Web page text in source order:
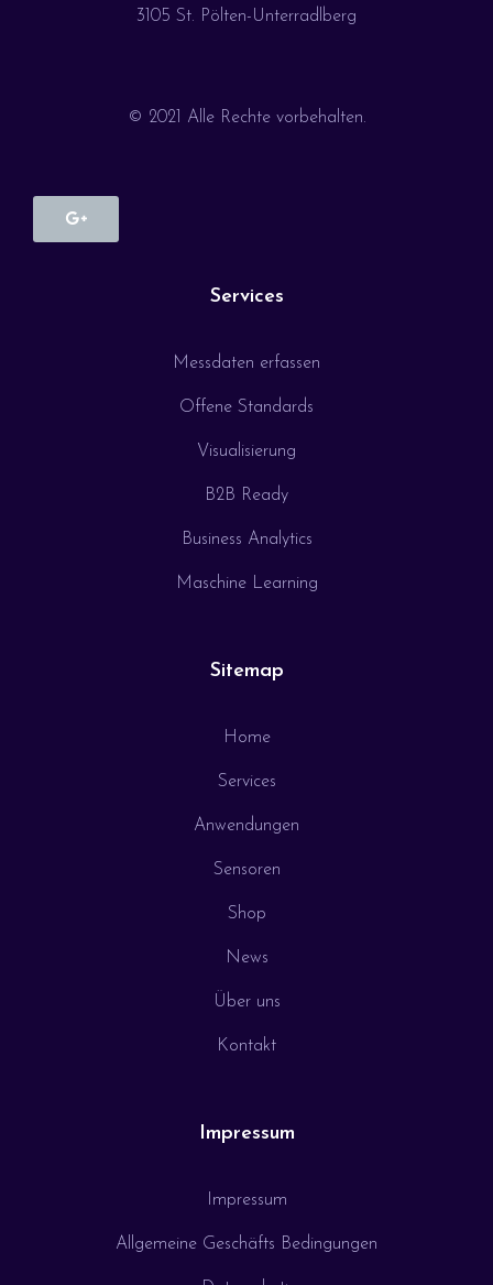
3105 St. Pölten-Unterradlberg
© 2021 Alle Rechte vorbehalten.
Services
Messdaten erfassen
Offene Standards
Visualisierung
B2B Ready
Business Analytics
Maschine Learning
Sitemap
Home
Services
Anwendungen
Sensoren
Shop
News
Über uns
Kontakt
Impressum
Impressum
Allgemeine Geschäfts Bedingungen